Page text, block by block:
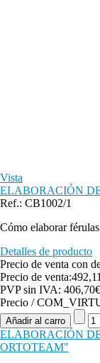
Vista
ELABORACIÓN
Ref.: CB1002/1
Cómo elaborar
Detalles de producto
Precio de venta con
Precio de venta:
PVP sin IVA: 406,70€
Precio /
ELABORACIÓN
ORTOTEAM"